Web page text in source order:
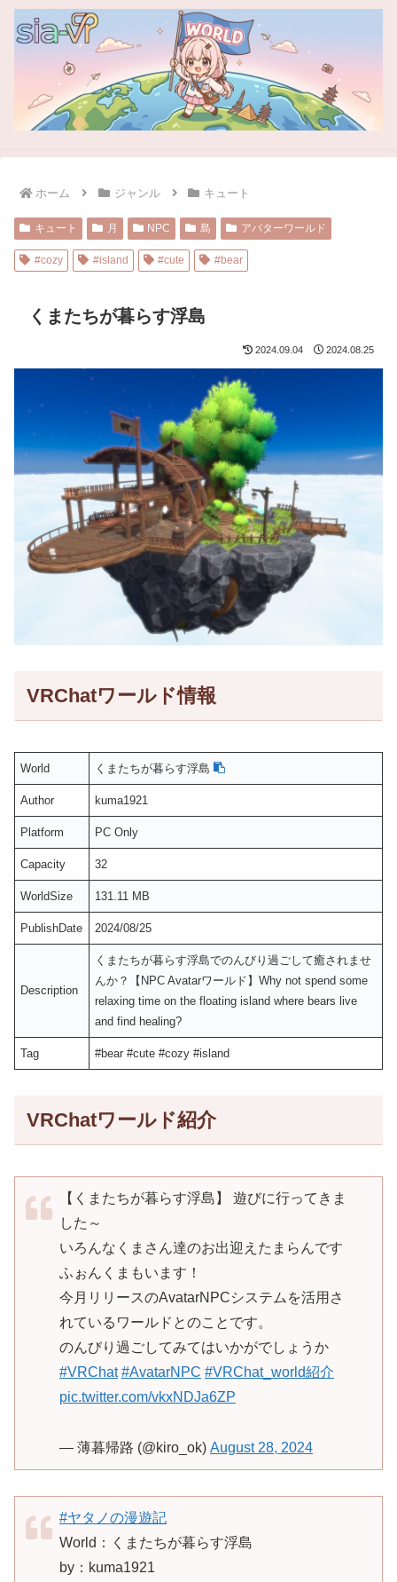
ホーム ジャンル キュート
キュート 月 NPC 島 アバターワールド
#cozy #island #cute #bear
くまたちが暮らす浮島
2024.09.04 2024.08.25
VRChatワールド情報
World くまたちが暮らす浮島
Author kuma1921
Platform PC Only
Capacity 32
WorldSize 131.11 MB
PublishDate 2024/08/25
Description
くまたちが暮らす浮島でのんびり過ごして癒されませ
んか？【NPC Avatarワールド】Why not spend some
relaxing time on the floating island where bears live
and find healing?
Tag #bear #cute #cozy #island
VRChatワールド紹介
【くまたちが暮らす浮島】 遊びに行ってきま
した～
いろんなくまさん達のお出迎えたまらんです
ふぉんくまもいます！
今月リリースのAvatarNPCシステムを活用さ
れているワールドとのことです。
のんびり過ごしてみてはいかがでしょうか
#VRChat #AvatarNPC #VRChat_world紹介
pic.twitter.com/vkxNDJa6ZP
— 薄暮帰路 (@kiro_ok) August 28, 2024
#ヤタノの漫遊記
World：くまたちが暮らす浮島
by：kuma1921